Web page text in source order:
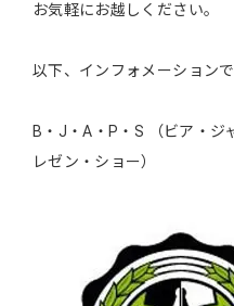
お気軽にお越しください。
以下、インフォメーションで
B・J・A・P・S （ビア・ジ
レゼン・ショー）